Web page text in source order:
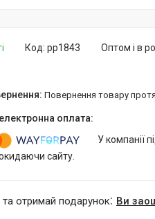
Оптом і в
Код: pp1843
повернення товару
У компанії
сайту.
отримай подарунок Ви